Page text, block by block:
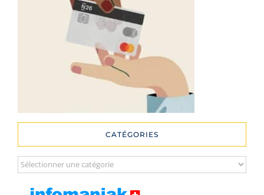
CATÉGORIES
Catégories